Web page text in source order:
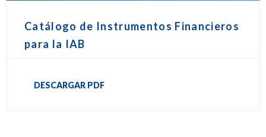
Catálogo de Instrumentos Financieros
para la IAB
DESCARGAR PDF